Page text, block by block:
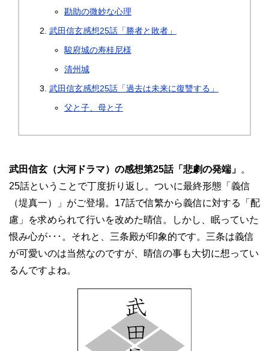
勘助の微妙な心理
武田信玄感想25話「勝者と敗者」
駿府城の寿桂尼様
清州城
武田信玄感想25話「過去は未来に復讐する」
父と子、母と子
武田信玄（大河ドラマ）の感想第25話「悲劇の発端」 。
25話ということで丁度折り返し。ついに最終形態「義信
（堤真一）」がご登場。17話で信繁から義信に対する「配
慮」を求められて行いを改めた晴信。しかし、眠っていた
恨み心が･･･。それと、三条殿が印象的です。三条は義信
が可愛いのは当然なのですが、晴信の事も大切に想ってい
るんですよね。